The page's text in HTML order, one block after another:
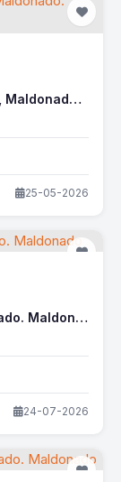
Chacra en Venta en Laguna del Sauce, Maldonado. Maldonado
25-05-2026
Chacra en Venta en Piriapolis, Maldonado. Maldonado
24-07-2026